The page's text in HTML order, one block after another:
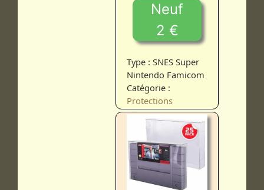
Neuf
2 €
Type : SNES Super
Nintendo Famicom
Catégorie :
Protections